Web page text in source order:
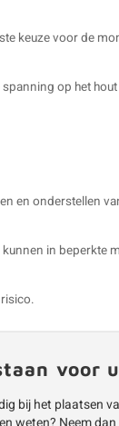
keuze voor de
op het
en onderstellen
in beperkte
voor
bij het plaatsen